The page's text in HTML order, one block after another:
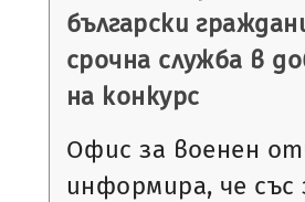
български
срочна служба в
на конкурс
Офис за военен
информира, че със